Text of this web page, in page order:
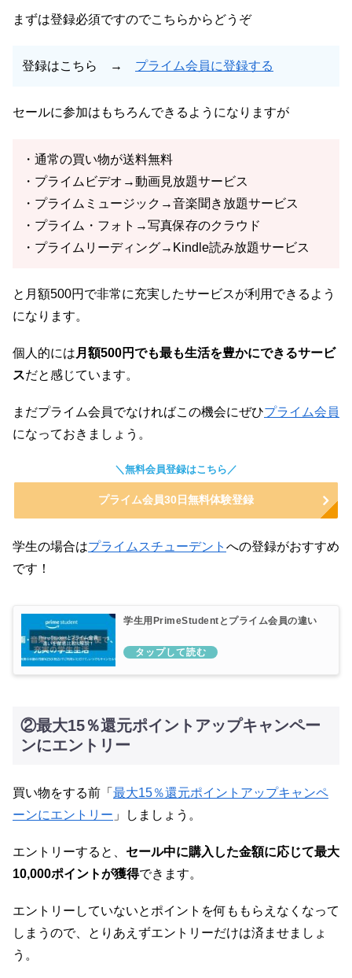
まずは登録必須ですのでこちらからどうぞ
登録はこちら → プライム会員に登録する
セールに参加はもちろんできるようになりますが
・通常の買い物が送料無料
・プライムビデオ→動画見放題サービス
・プライムミュージック→音楽聞き放題サービス
・プライム・フォト→写真保存のクラウド
・プライムリーディング→Kindle読み放題サービス
と月額500円で非常に充実したサービスが利用できるよう
になります。
個人的には 月額500円でも最も生活を豊かにできるサービ
スだと感じています。
まだプライム会員でなければこの機会にぜひプライム会員
になっておきましょう。
＼無料会員登録はこちら／
プライム会員30日無料体験登録
学生の場合はプライムスチューデント への登録がおすすめ
です！
学生用PrimeStudentとプライム会員の違い
②最大15％還元ポイントアップキャンペー
ンにエントリー
買い物をする前「 最大15％還元ポイントアップキャンペ
ーンにエントリー 」しましょう。
エントリーすると、 セール中に購入した金額に応じて最大
10,000ポイントが獲得できます。
エントリーしていないとポイントを何ももらえなくなって
しまうので、とりあえずエントリーだけは済ませましょ
う。